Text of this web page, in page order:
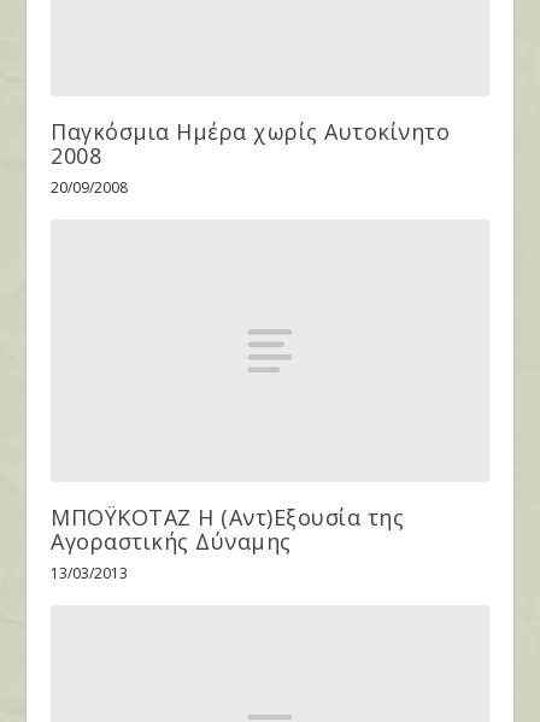
Παγκόσμια Ημέρα χωρίς Αυτοκίνητο
2008
20/09/2008
ΜΠΟΫΚΟΤΑΖ Η (Αντ)Εξουσία της
Αγοραστικής Δύναμης
13/03/2013